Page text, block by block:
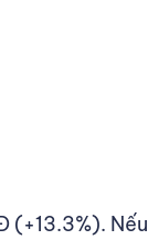
(+13.3%).